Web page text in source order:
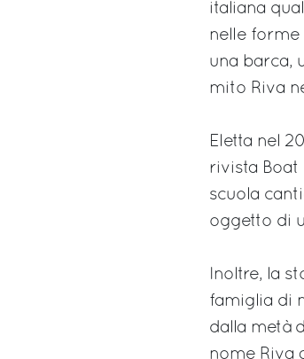
italiana
nelle forme
una barca,
mito Riva
Eletta nel
rivista Boat
scuola
oggetto di
Inoltre, la
famiglia di
dalla metà
nome Riva